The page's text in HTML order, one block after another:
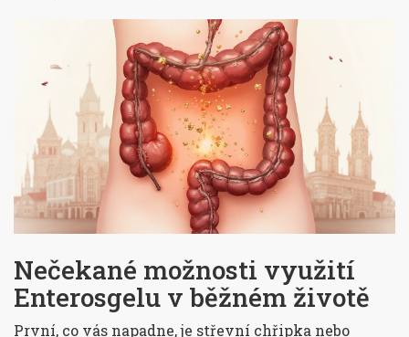
Nečekané možnosti využití
Enterosgelu v běžném životě
První, co vás napadne, je střevní chřipka nebo